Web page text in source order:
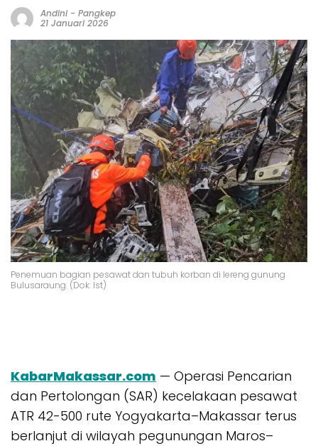
Andini- Pangkep
21 Januari 2026
Penemuan bagian pesawat dan tubuh korban di lereng gunung
Bulusaraung. (Dok: Ist)
KabarMakassar.com — Operasi Pencarian
dan Pertolongan (SAR) kecelakaan pesawat
ATR 42-500 rute Yogyakarta–Makassar terus
berlanjut di wilayah pegunungan Maros–